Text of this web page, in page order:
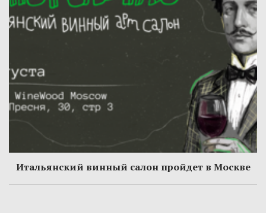
Итальянский винный салон пройдет в Москве